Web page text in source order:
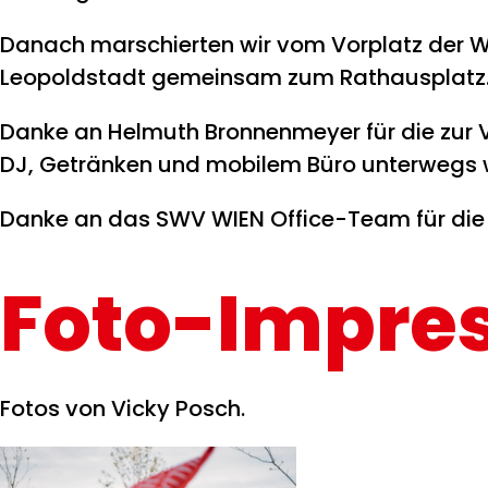
Danach marschierten wir vom Vorplatz der
Leopoldstadt gemeinsam zum
Danke an Helmuth Bronnenmeyer für die
DJ, Getränken und mobilem Büro unterwegs
Danke an das SWV WIEN Office-Team für
Foto-
Fotos von Vicky Posch.